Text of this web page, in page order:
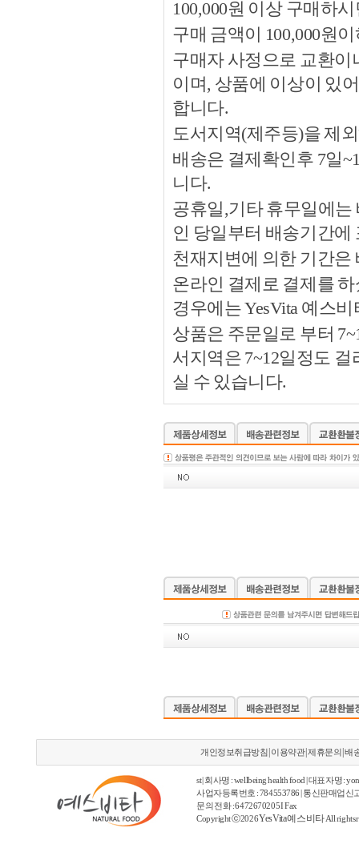
100,000원 이상 구매하
구매 금액이 100,000원
구매자 사정으로 교환이
이며, 상품에 이상이 있
합니다.
도서지역(제주등)을 제
배송은 결제확인후 7일
니다.
공휴일,기타 휴무일에
인 당일부터 배송기간에
천재지변에 의한 기간
온라인 결제로 결제를
경우에는 YesVita 예스
상품은 주문일로 부터
서지역은 7~12일정도
실 수 있습니다.
개인정보취급방침 이용약관|제휴문의 |배
st | 회사명 : wellbeing health food | 대표자명 :
사업자등록번호 : 784553786 | 통신판매업신
문의 전화 : 6472670205 I Fax
Copyright ⓒ2026YesVita 예스비타All rights